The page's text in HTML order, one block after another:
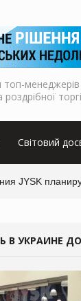
топ-
роздрібної
Світовий
JYSK
В УКРАИНЕ